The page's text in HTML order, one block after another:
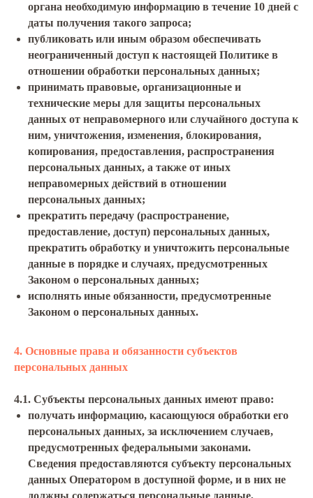
органа необходимую информацию в течение 10 дней с
даты получения такого запроса;
публиковать или иным образом обеспечивать
неограниченный доступ к настоящей Политике в
отношении обработки персональных данных;
принимать правовые, организационные и
технические меры для защиты персональных
данных от неправомерного или случайного доступа к
ним, уничтожения, изменения, блокирования,
копирования, предоставления, распространения
персональных данных, а также от иных
неправомерных действий в отношении
персональных данных;
прекратить передачу (распространение,
предоставление, доступ) персональных данных,
прекратить обработку и уничтожить персональные
данные в порядке и случаях, предусмотренных
Законом о персональных данных;
исполнять иные обязанности, предусмотренные
Законом о персональных данных.
4. Основные права и обязанности субъектов
персональных данных
4.1. Субъекты персональных данных имеют право:
получать информацию, касающуюся обработки его
персональных данных, за исключением случаев,
предусмотренных федеральными законами.
Сведения предоставляются субъекту персональных
данных Оператором в доступной форме, и в них не
должны содержаться персональные данные,